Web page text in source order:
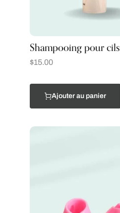
Shampooing pour cils
$15.00
Ajouter au panier